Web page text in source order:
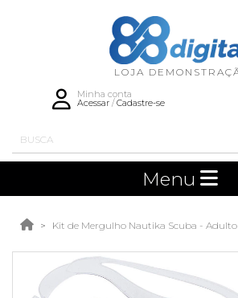
Minha conta
Acessar/Cadastre-se
Menu
Kit de Mergulho Nautika Scuba - Adulto